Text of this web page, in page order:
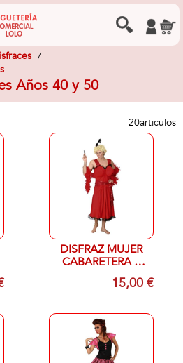
Años 40 y 50
20articulos
DISFRAZ MUJER
CABARETERA T
UNICA15,00 €